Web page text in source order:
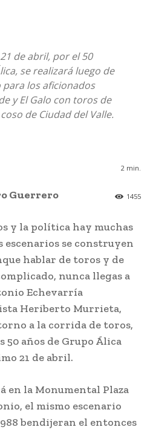
de abril, por el 50
se realizará luego de
los aficionados
y El Galo con toros de
de Ciudad del Valle.
2 min.
1455
Guerrero
y la política hay muchas
escenarios se construyen
hablar de toros y de
nunca llegas a
Echevarría
Heriberto Murrieta,
a la corrida de toros,
50 años de Grupo Álica
21 de abril.
en la Monumental Plaza
el mismo escenario
bendijeran el entonces